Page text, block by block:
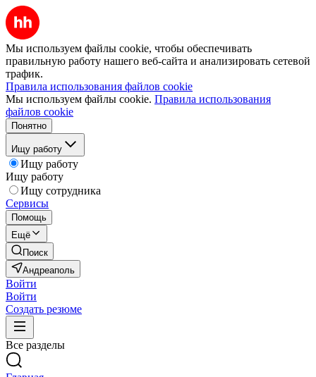
Мы используем файлы cookie, чтобы обеспечивать
правильную работу нашего веб-сайта и анализировать сетевой
трафик.
Правила использования файлов cookie
Мы используем файлы cookie. Правила использования
файлов cookie
Понятно
Ищу работу
Ищу работу
Ищу работу
Ищу сотрудника
Сервисы
Помощь
Ещё
Поиск
Андреаполь
Войти
Войти
Создать резюме
Все разделы